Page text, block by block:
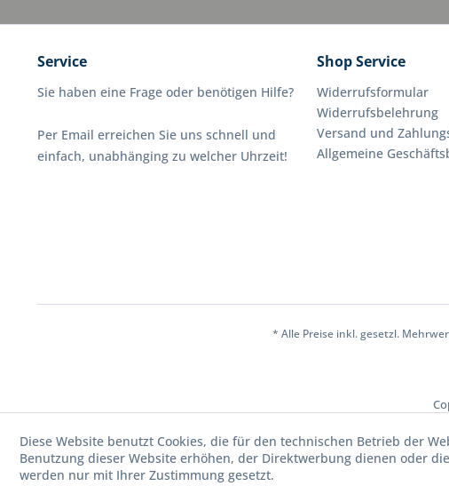
Service
Sie haben eine Frage oder benötigen Hilfe?
Per Email erreichen Sie uns schnell und
einfach, unabhänging zu welcher Uhrzeit!
Shop Service
Widerrufsformular
Widerrufsbelehrung
Versand und
Allgemeine
* Alle Preise inkl. gesetzl.
Diese Website benutzt Cookies, die für den technischen Betrieb der
Benutzung dieser Website erhöhen, der Direktwerbung dienen oder
werden nur mit Ihrer Zustimmung gesetzt.